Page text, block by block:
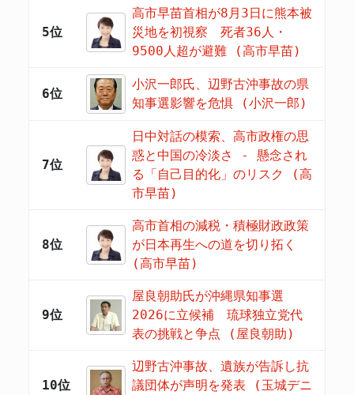
5位
高市早苗首相が8月3日に熊本被
災地を初視察 死者36人・
9500人超が避難 (高市早苗)
6位
小沢一郎氏、辺野古沖事故の県
知事選影響を危惧 (小沢一郎)
7位
日中対話の模索、高市政権の思
惑と中国の冷淡さ - 懸念され
る「自己目的化」のリスク (高
市早苗)
8位
高市首相の減税・積極財政政策
が日本再生への道を切り拓く
(高市早苗)
9位
屋良朝助氏が沖縄県知事選
2026に立候補 琉球独立党代
表の挑戦と争点 (屋良朝助)
10位
辺野古沖事故、遺族が告訴し抗
議団体が声明を発表 (玉城デニ